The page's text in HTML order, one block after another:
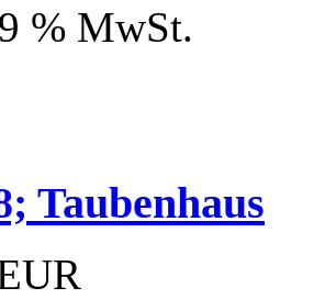
% MwSt.
Taubenhaus